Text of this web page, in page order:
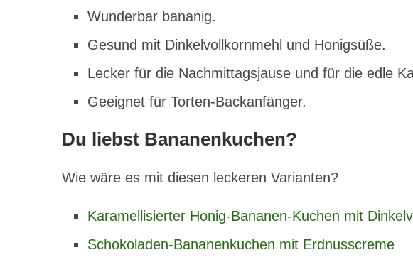
Wunderbar bananig.
Gesund mit Dinkelvollkornmehl und Honigsüße.
Lecker für die Nachmittagsjause und für die edle
Geeignet für Torten-Backanfänger.
Du liebst Bananenkuchen?
Wie wäre es mit diesen leckeren Varianten?
Karamellisierter Honig-Bananen-Kuchen mit
Schokoladen-Bananenkuchen mit Erdnusscreme